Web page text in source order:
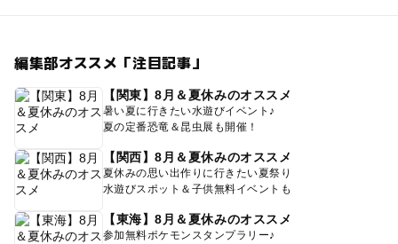
編集部オススメ「注目記事」
【関東】8月＆夏休みのオススメ
暑い夏に行きたい水遊びイベント♪
夏の定番恐竜＆昆虫展も開催！
【関西】8月＆夏休みのオススメ
夏休みの思い出作りに行きたい夏祭り
水遊びスポット＆子供無料イベントも
【東海】8月＆夏休みのオススメ
参加無料ポケモンスタンプラリー♪